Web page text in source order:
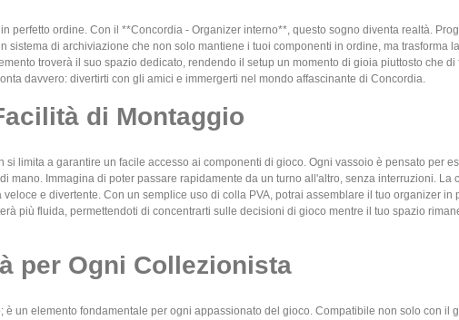
perfetto ordine. Con il **Concordia - Organizer interno**, questo sogno diventa realtà.
sistema di archiviazione che non solo mantiene i tuoi componenti in ordine, ma trasforma
troverà il suo spazio dedicato, rendendo il setup un momento di gioia piuttosto che di
davvero: divertirti con gli amici e immergerti nel mondo affascinante di Concordia.
di Montaggio
si limita a garantire un facile accesso ai componenti di gioco. Ogni vassoio è pensato per
mano. Immagina di poter passare rapidamente da un turno all'altro, senza interruzioni. La
e divertente. Con un semplice uso di colla PVA, potrai assemblare il tuo organizer in
più fluida, permettendoti di concentrarti sulle decisioni di gioco mentre il tuo spazio
per Ogni Collezionista
è un elemento fondamentale per ogni appassionato del gioco. Compatibile non solo con il